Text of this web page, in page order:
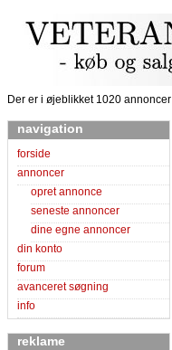
Der er i øjeblikket 1020
navigation
forside
annoncer
opret annonce
seneste annoncer
dine egne annoncer
din konto
forum
avanceret søgning
info
reklame